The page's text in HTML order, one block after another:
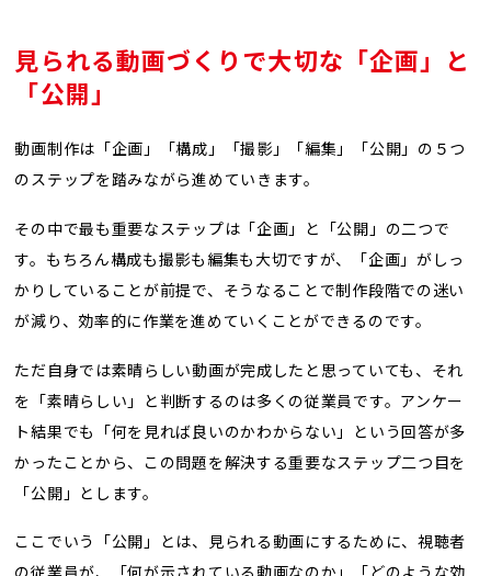
見られる動画づくりで大切な「企画」と
「公開」
動画制作は「企画」「構成」「撮影」「編集」「公開」の５つ
のステップを踏みながら進めていきます。
その中で最も重要なステップは「企画」と「公開」の二つで
す。もちろん構成も撮影も編集も大切ですが、「企画」がしっ
かりしていることが前提で、そうなることで制作段階での迷い
が減り、効率的に作業を進めていくことができるのです。
ただ自身では素晴らしい動画が完成したと思っていても、それ
を「素晴らしい」と判断するのは多くの従業員です。アンケー
ト結果でも「何を見れば良いのかわからない」という回答が多
かったことから、この問題を解決する重要なステップ二つ目を
「公開」とします。
ここでいう「公開」とは、見られる動画にするために、視聴者